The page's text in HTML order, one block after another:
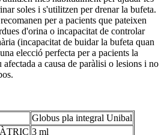
soles i s'utilitzen per drenar la bufeta.
per a pacients que pateixen
d'orina o incapacitat de controlar
(incapacitat de buidar la bufeta quan
elecció perfecta per a pacients la
a causa de paràlisi o lesions i no
Globus pla integral Unibal
3 ml